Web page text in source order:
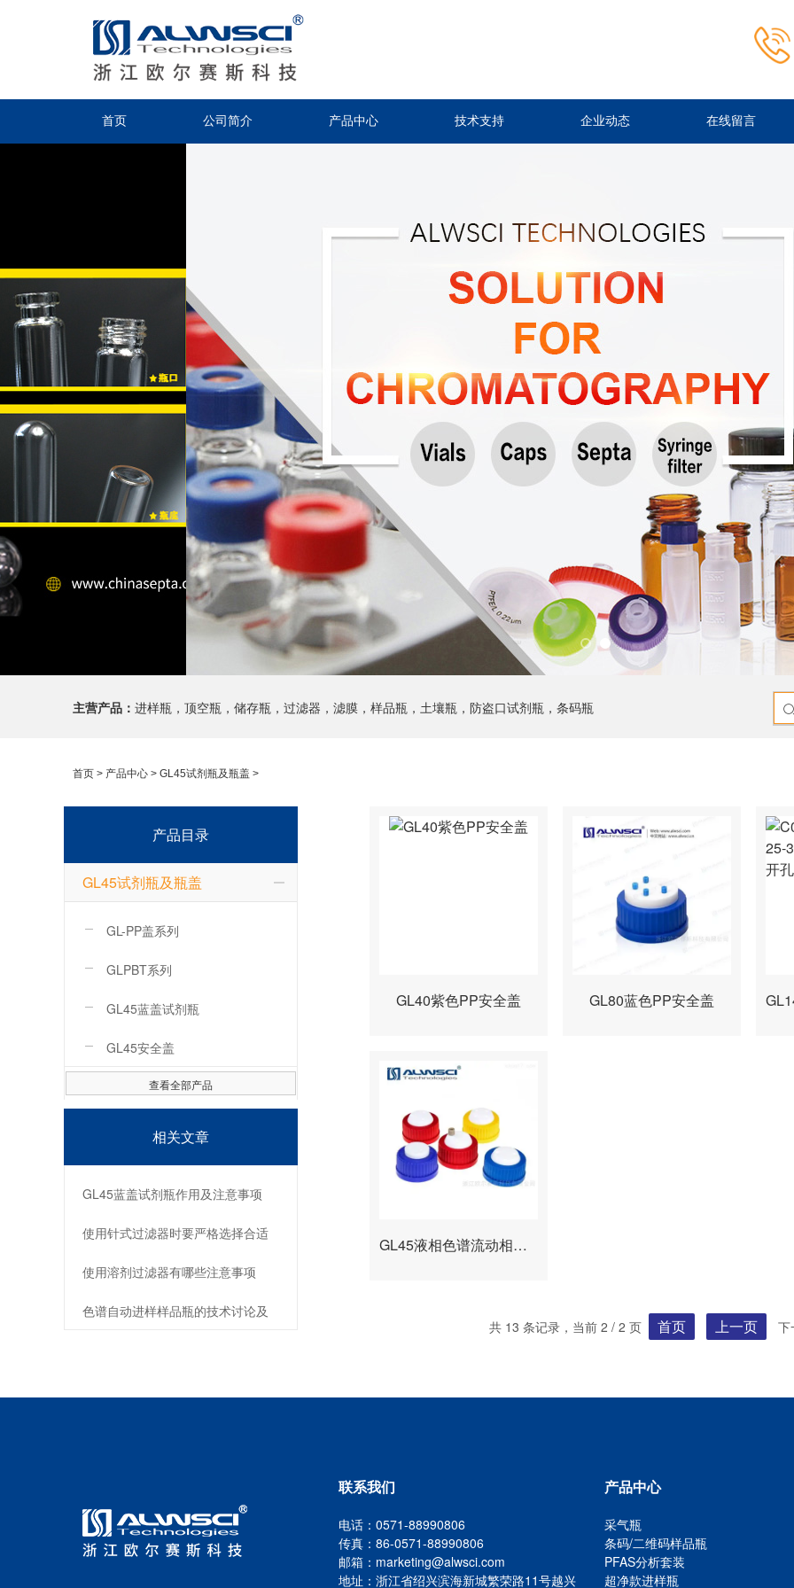
首页 公司简介 产品中心 技术支持 企业动态 在线留言
主营产品： 进样瓶，顶空瓶，储存瓶，过滤器，滤膜，样品瓶，土壤瓶，防盗口试剂瓶，条码瓶
首页 > 产品中心 > GL45试剂瓶及瓶盖 >
产品目录
GL45试剂瓶及瓶盖
GL-PP盖系列
GLPBT系列
GL45蓝盖试剂瓶
GL45安全盖
查看全部产品
相关文章
GL45蓝盖试剂瓶作用及注意事项
使用针式过滤器时要严格选择合适
的滤膜
使用溶剂过滤器有哪些注意事项
色谱自动进样样品瓶的技术讨论及
GL40紫色PP安全盖 GL80蓝色PP安全盖
GL45液相色谱流动相溶剂瓶2孔 3孔4孔瓶盖
共 13 条记录，当前 2 / 2 页 首页 上一页
联系我们
电话：0571-88990806
传真：86-0571-88990806
邮箱：marketing@alwsci.com
地址：浙江省绍兴滨海新城繁荣路11号越兴
产品中心
采气瓶
条码/二维码样品瓶
PFAS分析套装
超净款进样瓶